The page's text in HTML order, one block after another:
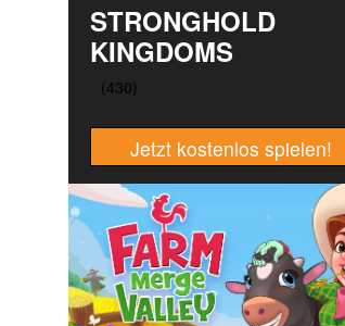
STRONGHOLD
KINGDOMS
Jetzt kostenlos spielen!